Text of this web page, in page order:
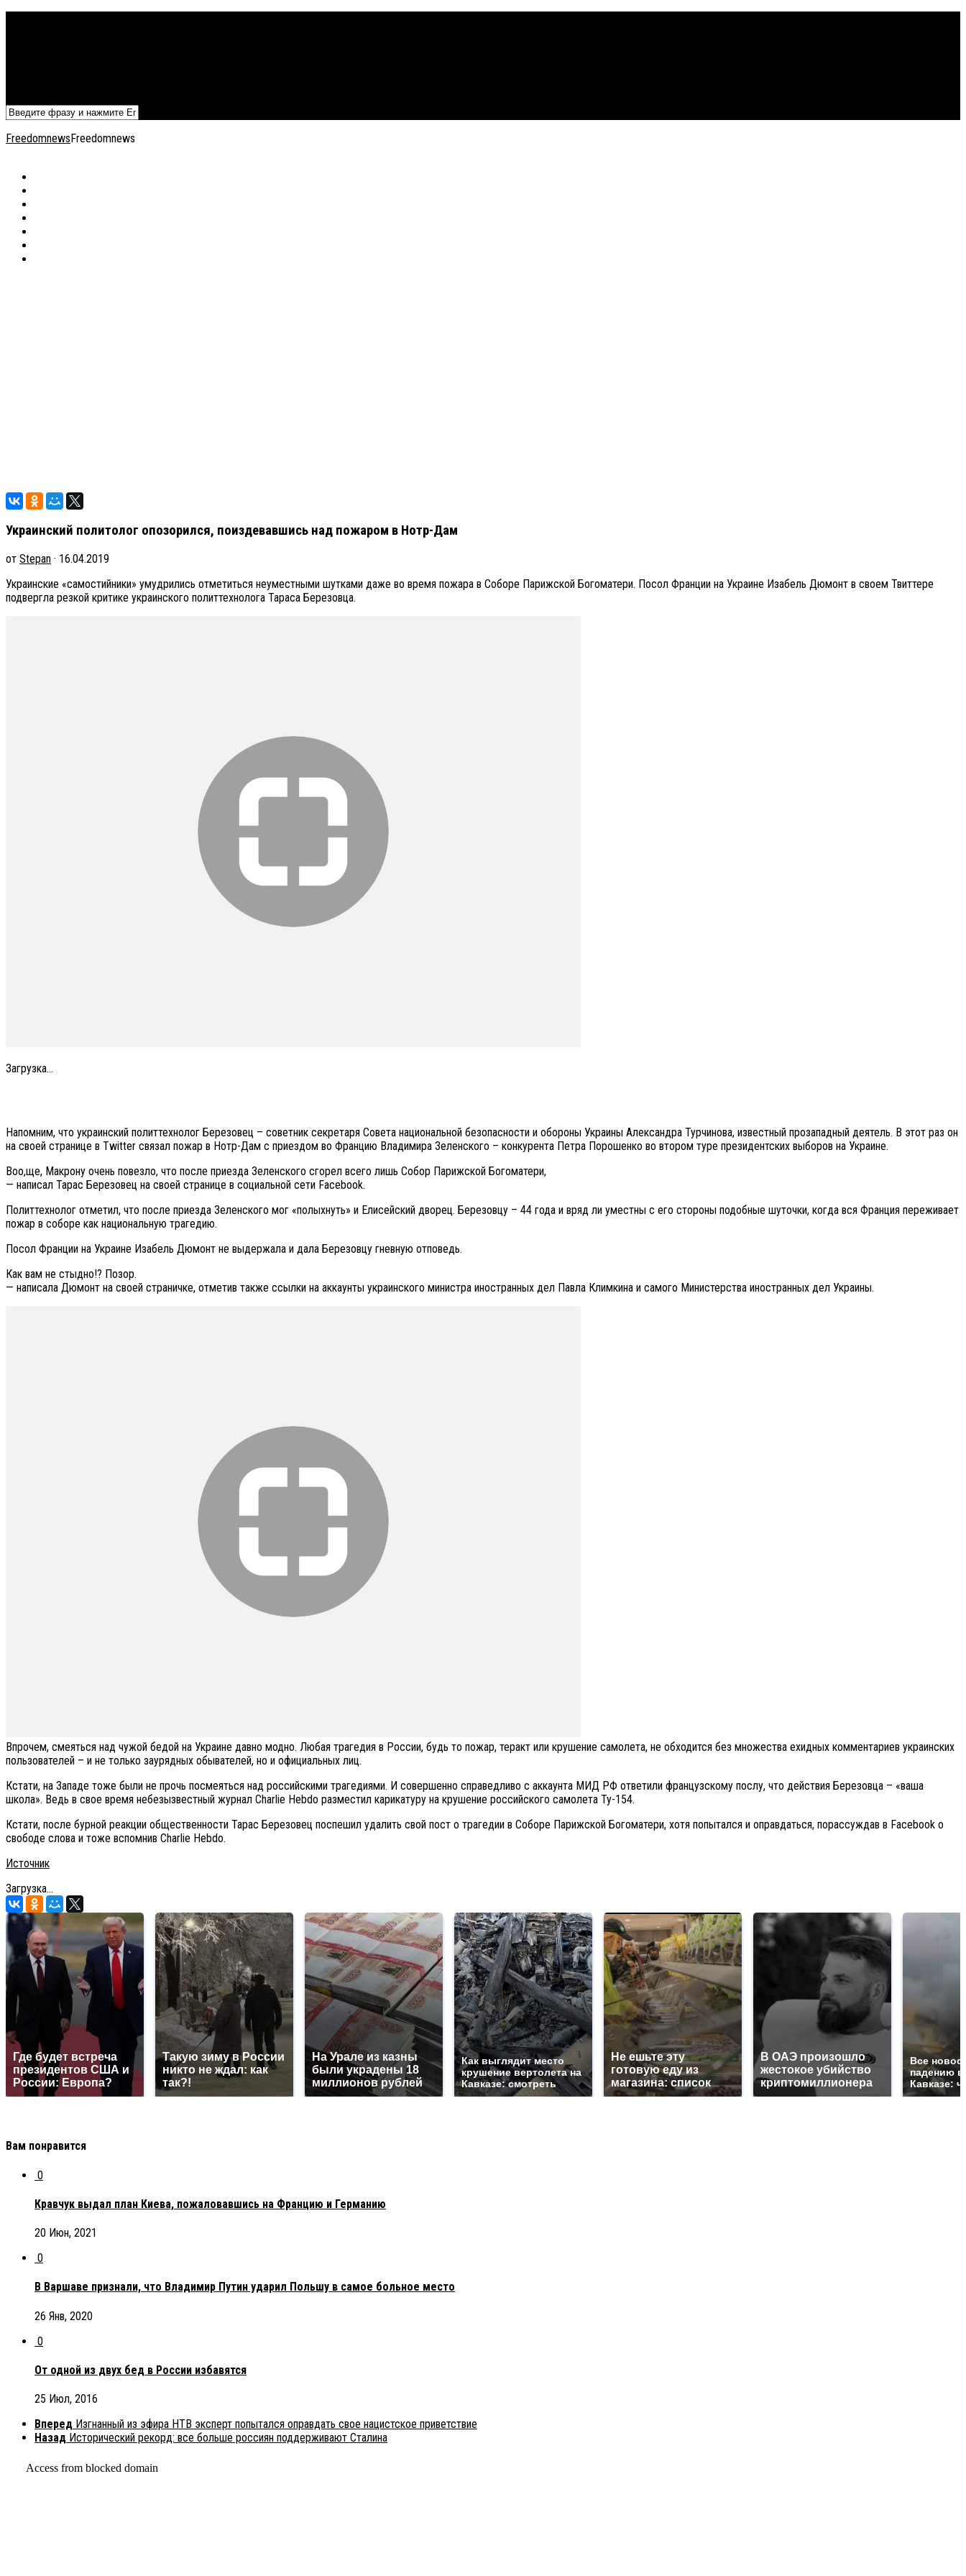
FreedomnewsFreedomnews
Украинский политолог опозорился, поиздевавшись над пожаром в Нотр-Дам
от Stepan · 16.04.2019
Украинские «самостийники» умудрились отметиться неуместными шутками даже во время пожара в Соборе Парижской Богоматери. Посол Франции на Украине Изабель Дюмонт в своем Твиттере
подвергла резкой критике украинского политтехнолога Тараса Березовца.
Загрузка...
Напомним, что украинский политтехнолог Березовец – советник секретаря Совета национальной безопасности и обороны Украины Александра Турчинова, известный прозападный деятель. В этот раз он
на своей странице в Twitter связал пожар в Нотр-Дам с приездом во Францию Владимира Зеленского – конкурента Петра Порошенко во втором туре президентских выборов на Украине.
Воо,ще, Макрону очень повезло, что после приезда Зеленского сгорел всего лишь Собор Парижской Богоматери,
— написал Тарас Березовец на своей странице в социальной сети Facebook.
Политтехнолог отметил, что после приезда Зеленского мог «полыхнуть» и Елисейский дворец. Березовцу – 44 года и вряд ли уместны с его стороны подобные шуточки, когда вся Франция переживает
пожар в соборе как национальную трагедию.
Посол Франции на Украине Изабель Дюмонт не выдержала и дала Березовцу гневную отповедь.
Как вам не стыдно!? Позор.
— написала Дюмонт на своей страничке, отметив также ссылки на аккаунты украинского министра иностранных дел Павла Климкина и самого Министерства иностранных дел Украины.
Впрочем, смеяться над чужой бедой на Украине давно модно. Любая трагедия в России, будь то пожар, теракт или крушение самолета, не обходится без множества ехидных комментариев украинских
пользователей – и не только заурядных обывателей, но и официальных лиц.
Кстати, на Западе тоже были не прочь посмеяться над российскими трагедиями. И совершенно справедливо с аккаунта МИД РФ ответили французскому послу, что действия Березовца – «ваша
школа». Ведь в свое время небезызвестный журнал Charlie Hebdo разместил карикатуру на крушение российского самолета Ту-154.
Кстати, после бурной реакции общественности Тарас Березовец поспешил удалить свой пост о трагедии в Соборе Парижской Богоматери, хотя попытался и оправдаться, порассуждав в Facebook о
свободе слова и тоже вспомнив Charlie Hebdo.
Источник
Загрузка...
Где будет встреча
президентов США и
России: Европа?
Такую зиму в России
никто не ждал: как
так?!
На Урале из казны
были украдены 18
миллионов рублей
Как выглядит место
крушение вертолета на
Кавказе: смотреть
Не ешьте эту
готовую еду из
магазина: список
В ОАЭ произошло
жестокое убийство
криптомиллионера
Все
падению
Кавказе:
Вам понравится
0
Кравчук выдал план Киева, пожаловавшись на Францию и Германию
20 Июн, 2021
0
В Варшаве признали, что Владимир Путин ударил Польшу в самое больное место
26 Янв, 2020
0
От одной из двух бед в России избавятся
25 Июл, 2016
Вперед Изгнанный из эфира НТВ эксперт попытался оправдать свое нацистское приветствие
Назад Исторический рекорд: все больше россиян поддерживают Сталина